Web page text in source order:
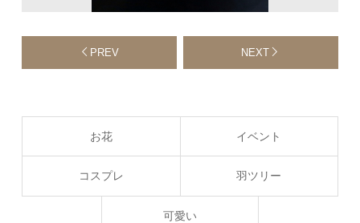
PREV NEXT
お花 イベント
コスプレ 羽ツリー
可愛い